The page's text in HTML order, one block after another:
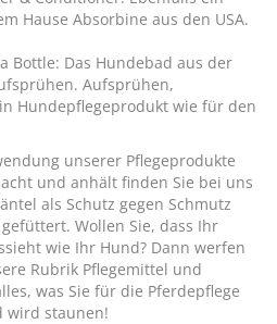
Hause Absorbine aus den USA.
Bottle: Das Hundebad aus der
Aufsprühen,
Hundepflegeprodukt wie für den
unserer Pflegeprodukte
und anhält finden Sie bei uns
als Schutz gegen Schmutz
Wollen Sie, dass Ihr
wie Ihr Hund? Dann werfen
Rubrik Pflegemittel und
was Sie für die Pferdepflege
wird staunen!